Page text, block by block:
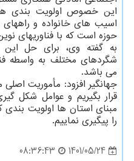
این خصوص اولویت بندی
اسیب های خانواده و راههای
حوزه است که با فناوریهای
به گفته وی، برای حل این
شگردهای مختلف به واسطه
می باشد.
جهانگیر افزود: مأموریت
قرار بگیریم و عوامل شکل
مبنای استان ها اولویت بندی
را پیگیری نماییم.
1401/05/24
08:36:43